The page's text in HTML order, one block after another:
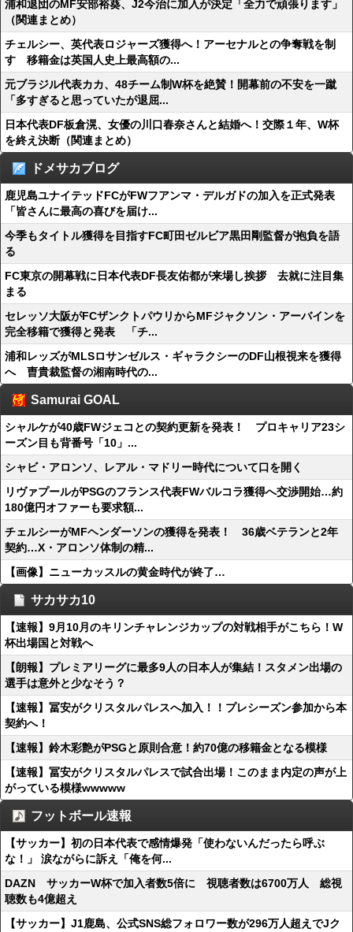
浦和退団のMF安部裕葵、J2今治に加入が決定「全力で頑張ります」
（関連まとめ）
チェルシー、英代表ロジャーズ獲得へ！アーセナルとの争奪戦を制
す 移籍金は英国人史上最高額の...
元ブラジル代表カカ、48チーム制W杯を絶賛！開幕前の不安を一蹴
「多すぎると思っていたが退屈...
日本代表DF板倉滉、女優の川口春奈さんと結婚へ！交際１年、W杯
を終え決断（関連まとめ）
ドメサカブログ
鹿児島ユナイテッドFCがFWフアンマ・デルガドの加入を正式発表
「皆さんに最高の喜びを届け...
今季もタイトル獲得を目指すFC町田ゼルビア黒田剛監督が抱負を語
る
FC東京の開幕戦に日本代表DF長友佑都が来場し挨拶 去就に注目集
まる
セレッソ大阪がFCザンクトパウリからMFジャクソン・アーバインを
完全移籍で獲得と発表 「チ...
浦和レッズがMLSロサンゼルス・ギャラクシーのDF山根視来を獲得
へ 曺貴裁監督の湘南時代の...
Samurai GOAL
シャルケが40歳FWジェコとの契約更新を発表！ プロキャリア23シ
ーズン目も背番号「10」...
シャビ・アロンソ、レアル・マドリー時代について口を開く
リヴァプールがPSGのフランス代表FWバルコラ獲得へ交渉開始…約
180億円オファーも要求額...
チェルシーがMFヘンダーソンの獲得を発表！ 36歳ベテランと2年
契約…X・アロンソ体制の精...
【画像】ニューカッスルの黄金時代が終了…
サカサカ10
【速報】9月10月のキリンチャレンジカップの対戦相手がこちら！W
杯出場国と対戦へ
【朗報】プレミアリーグに最多9人の日本人が集結！スタメン出場の
選手は意外と少なそう？
【速報】冨安がクリスタルパレスへ加入！！プレシーズン参加から本
契約へ！
【速報】鈴木彩艶がPSGと原則合意！約70億の移籍金となる模様
【速報】冨安がクリスタルパレスで試合出場！このまま内定の声が上
がっている模様wwwww
フットボール速報
【サッカー】初の日本代表で感情爆発「使わないんだったら呼ぶ
な！」 涙ながらに訴え「俺を何...
DAZN サッカーW杯で加入者数5倍に 視聴者数は6700万人 総視
聴数も4億超え
【サッカー】J1鹿島、公式SNS総フォロワー数が296万人超えでJク